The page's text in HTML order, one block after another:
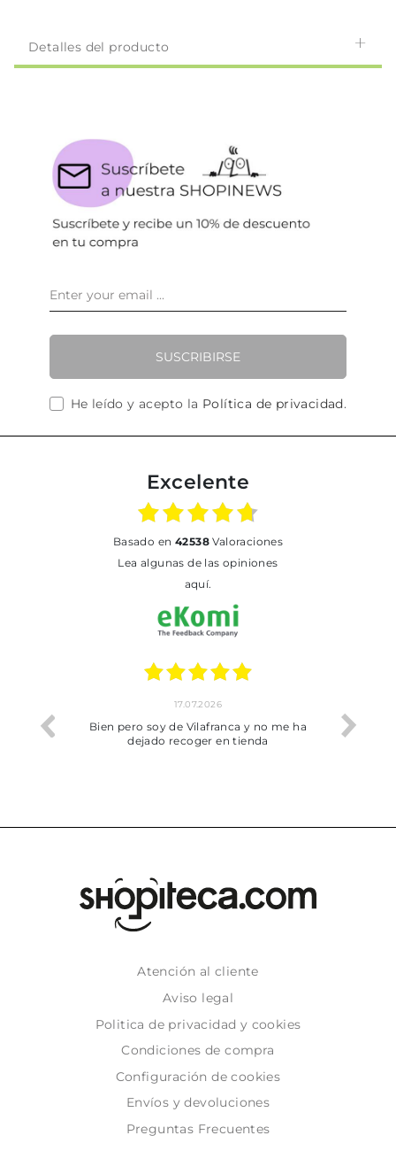
Detalles del producto
SUSCRIBIRSE
He leído y acepto la Política de privacidad.
Excelente
basado en 42538Valoraciones
Lea algunas de las opiniones
aquí.
trobat
17.07.2026
Bien pero soy de Vilafranca y no me ha
dejado recoger en tienda
Atención al cliente
Aviso legal
Politica de privacidad y cookies
Condiciones de compra
Configuración de cookies
Envíos y devoluciones
Preguntas Frecuentes